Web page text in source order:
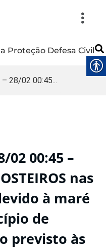
Proteção Defesa Civil
– 28/02 00:45...
02 00:45 –
nas
à maré
de
previsto às